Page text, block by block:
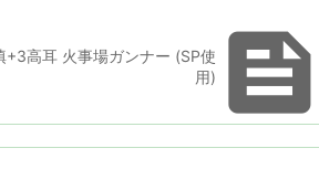

+3高耳 火事場ガンナー (SP使
用)